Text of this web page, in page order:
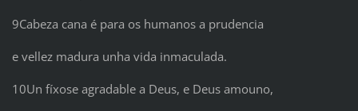
9Cabeza cana é para os humanos a prudencia
e vellez madura unha vida inmaculada.
10Un fíxose agradable a Deus, e Deus amouno,